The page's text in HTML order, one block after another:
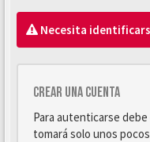
Necesita
Crear una cuenta
Para autenticarse
tomará solo unos